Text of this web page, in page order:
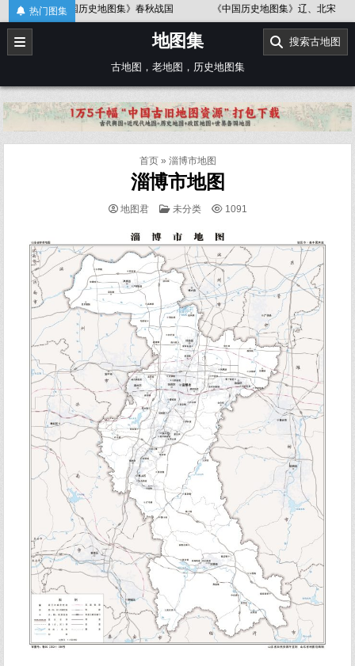
Skip
to
content
热门图集《中国历史地图集》辽、北宋 《中国历史地图集》东汉
地图集
古地图，老地图，历史地图集
搜索古地图
首页» 淄博市地图
淄博市地图
地图君
POSTED
未分类 1091